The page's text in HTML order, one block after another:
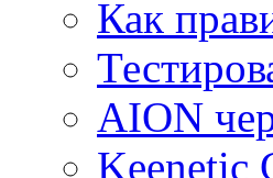
Как
AION
Keenetic